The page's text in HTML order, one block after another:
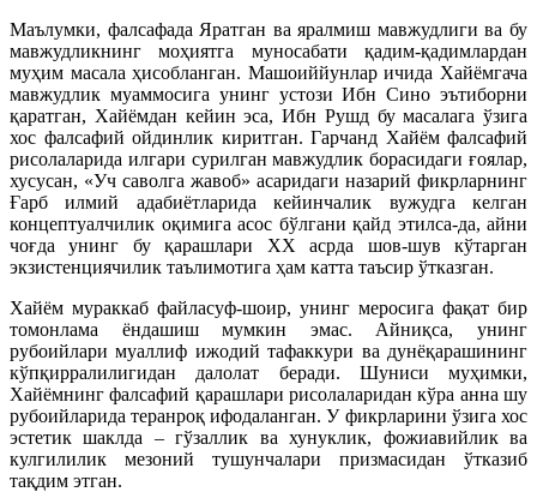
Маълумки, фалсафада Яратган ва яралмиш мавжудлиги ва бу
мавжудликнинг моҳиятга муносабати қадим-қадимлардан
муҳим масала ҳисобланган. Машоиййунлар ичида Хайёмгача
мавжудлик муаммосига унинг устози Ибн Сино эътиборни
қаратган, Хайёмдан кейин эса, Ибн Рушд бу масалага ўзига
хос фалсафий ойдинлик киритган. Гарчанд Хайём фалсафий
рисолаларида илгари сурилган мавжудлик борасидаги ғоялар,
хусусан, «Уч саволга жавоб» асаридаги назарий фикрларнинг
Ғарб илмий адабиётларида кейинчалик вужудга келган
концептуалчилик оқимига асос бўлгани қайд этилса-да, айни
чоғда унинг бу қарашлари XX асрда шов-шув кўтарган
экзистенциячилик таълимотига ҳам катта таъсир ўтказган.
Хайём мураккаб файласуф-шоир, унинг меросига фақат бир
томонлама ёндашиш мумкин эмас. Айниқса, унинг
рубоийлари муаллиф ижодий тафаккури ва дунёқарашининг
кўпқирралилигидан далолат беради. Шуниси муҳимки,
Хайёмнинг фалсафий қарашлари рисолаларидан кўра анна шу
рубоийларида теранроқ ифодаланган. У фикрларини ўзига хос
эстетик шаклда – гўзаллик ва хунуклик, фожиавийлик ва
кулгилилик мезоний тушунчалари призмасидан ўтказиб
тақдим этган.